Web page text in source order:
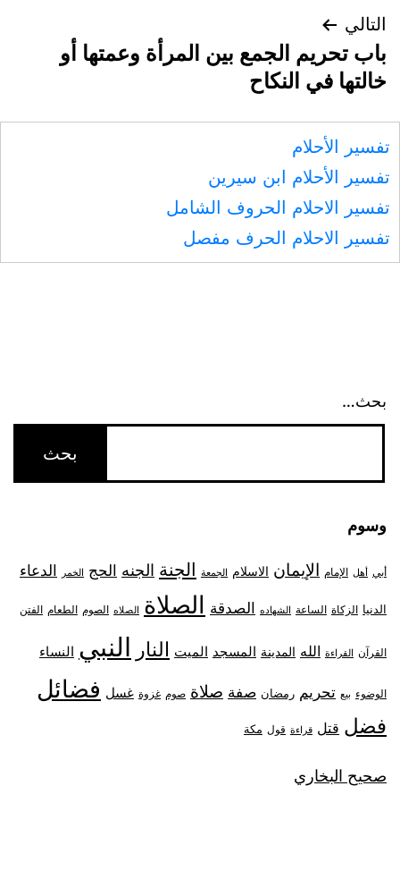
التالي
باب تحريم الجمع بين المرأة وعمتها أو
خالتها في النكاح
تفسير الأحلام
تفسير الأحلام ابن سيرين
تفسير الاحلام الحروف الشامل
تفسير الاحلام الحرف مفصل
بحث…
وسوم
أبي أهل الإمام الإيمان الاسلام الجمعة الجنة الجنه الحج الخمر الدعاء
الدنيا الزكاة الساعة الشهاده الصدقة الصلاة الصلاه الصوم الطعام الفتن
القرآن القراءة الله المدينة المسجد الميت النار النبي النساء
الوضوء بيع تحريم رمضان صفة صلاة صوم غزوة غسل فضائل
فضل قتل قراءة قول مكة
صحيح البخاري